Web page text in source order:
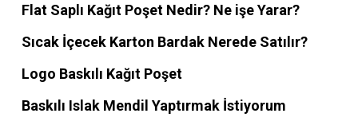
Flat Saplı Kağıt Poşet Nedir? Ne işe Yarar?
Sıcak İçecek Karton Bardak Nerede Satılır?
Logo Baskılı Kağıt Poşet
Baskılı Islak Mendil Yaptırmak İstiyorum